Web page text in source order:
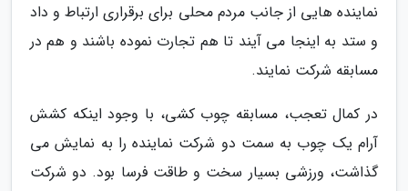
نماینده هایی از جانب مردم محلی برای برقراری ارتباط و داد
و ستد به اینجا می آیند تا هم تجارت نموده باشند و هم در
مسابقه شرکت نمایند.
در کمال تعجب، مسابقه چوب کشی، با وجود اینکه کشش
آرام یک چوب به سمت دو شرکت نماینده را به نمایش می
گذاشت، ورزشی بسیار سخت و طاقت فرسا بود. دو شرکت